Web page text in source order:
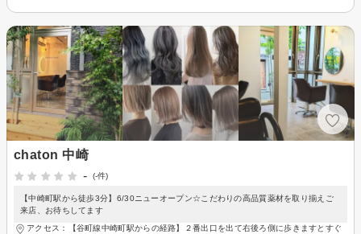
chaton 中崎
-
(-件)
【中崎町駅から徒歩3分】6/30ニューオープン☆こだわりの高品質薬材を取り揃えご
来店、お待ちしてます
アクセス：【谷町線中崎町駅からの経路】２番出口を出て右後ろ側に歩きますとすぐ